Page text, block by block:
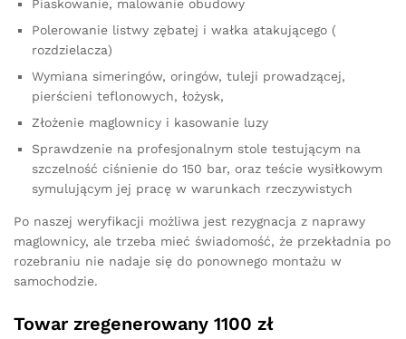
Piaskowanie, malowanie obudowy
Polerowanie listwy zębatej i wałka atakującego (
rozdzielacza)
Wymiana simeringów, oringów, tuleji prowadzącej,
pierścieni teflonowych, łożysk,
Złożenie maglownicy i kasowanie luzy
Sprawdzenie na profesjonalnym stole testującym na
szczelność ciśnienie do 150 bar, oraz teście wysiłkowym
symulującym jej pracę w warunkach rzeczywistych
Po naszej weryfikacji możliwa jest rezygnacja z naprawy
maglownicy, ale trzeba mieć świadomość, że przekładnia po
rozebraniu nie nadaje się do ponownego montażu w
samochodzie.
Towar zregenerowany 1100 zł